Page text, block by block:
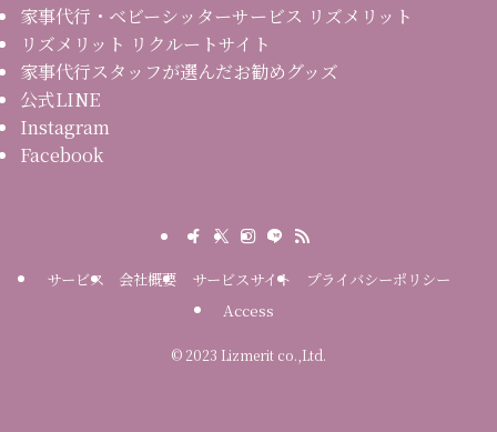
家事代行・ベビーシッターサービス リズメリット
リズメリット リクルートサイト
家事代行スタッフが選んだお勧めグッズ
公式LINE
Instagram
Facebook
サービス 会社概要 サービスサイト
プライバシーポリシー
Access
© 2023 Lizmerit co.,Ltd.